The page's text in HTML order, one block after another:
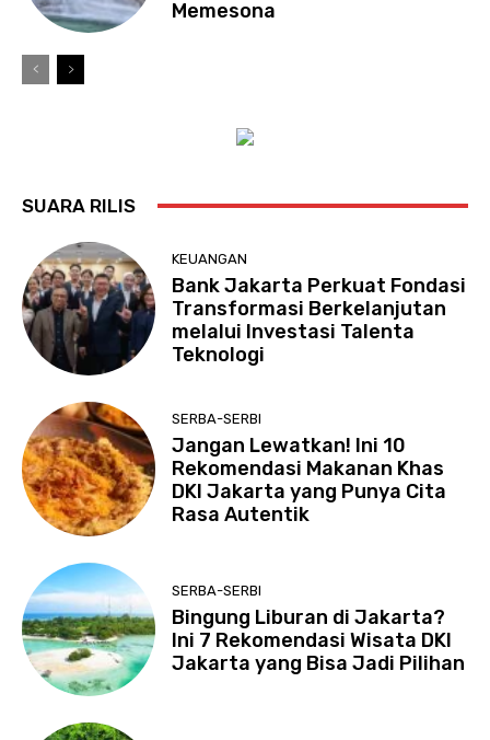
Memesona
SUARA RILIS
KEUANGAN
Bank Jakarta Perkuat Fondasi
Transformasi Berkelanjutan
melalui Investasi Talenta
Teknologi
SERBA-SERBI
Jangan Lewatkan! Ini 10
Rekomendasi Makanan Khas
DKI Jakarta yang Punya Cita
Rasa Autentik
SERBA-SERBI
Bingung Liburan di Jakarta?
Ini 7 Rekomendasi Wisata DKI
Jakarta yang Bisa Jadi Pilihan